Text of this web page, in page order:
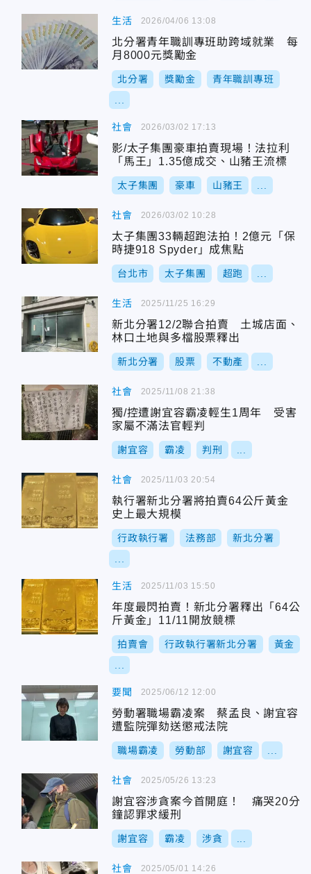
生活
北分署青年職訓專班助跨域就業 每
月8000元獎勵金
北分署 獎勵金 青年職訓專班
2026/04/06 13:08
社會
影/太子集團豪車拍賣現場！法拉利
「馬王」1.35億成交、山豬王流標
太子集團 豪車 山豬王
2026/03/02 17:13
社會
太子集團33輛超跑法拍！2億元「保
時捷918 Spyder」成焦點
台北市 太子集團 超跑
2026/03/02 10:28
生活
新北分署12/2聯合拍賣 土城店面、
林口土地與多檔股票釋出
新北分署 股票 不動產
2025/11/25 16:29
社會
獨/控遭謝宜容霸凌輕生1周年 受害
家屬不滿法官輕判
謝宜容 霸凌 判刑
2025/11/08 21:38
社會
執行署新北分署將拍賣64公斤黃金
史上最大規模
行政執行署 法務部 新北分署
2025/11/03 20:54
生活
年度最閃拍賣！新北分署釋出「64公
斤黃金」11/11開放競標
拍賣會 行政執行署新北分署 黃金
2025/11/03 15:50
要聞
勞動署職場霸凌案 蔡孟良、謝宜容
遭監院彈劾送懲戒法院
職場霸凌 勞動部 謝宜容
2025/06/12 12:00
社會
謝宜容涉貪案今首開庭！ 痛哭20分
鐘認罪求緩刑
謝宜容 霸凌 涉貪
2025/05/26 13:23
社會 2025/05/01 14:26